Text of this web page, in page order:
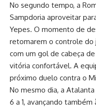
No segundo tempo, a
Sampdoria aproveitar
Yepes. O momento de
retomarem o controle do
com um gol de cabeça
vitória confortável. A
próximo duelo contra o
No mesmo dia, a
6 a 1, avançando